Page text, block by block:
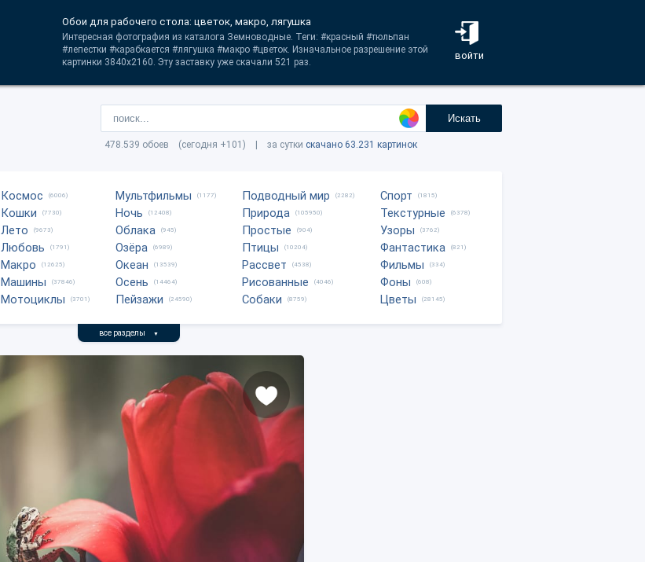
войти
Обои для рабочего стола: цветок, макро, лягушка
Интересная фотография из каталога Земноводные. Теги: #красный #тюльпан
#лепестки #карабкается #лягушка #макро #цветок. Изначальное разрешение этой
картинки 3840x2160. Эту заставку уже скачали 521 раз.
Искать
478.539 обоев (сегодня +101) | за сутки скачано 63.231 картинок
Космос (6006)
Кошки (7730)
Лето (9673)
Любовь (1791)
Макро (12625)
Машины (37846)
Мотоциклы (3701)
Мультфильмы (1177)
Ночь (12408)
Облака (945)
Озёра (6989)
Океан (13539)
Осень (14464)
Пейзажи (24590)
Подводный мир (2282)
Природа (105950)
Простые (904)
Птицы (10204)
Рассвет (4538)
Рисованные (4046)
Собаки (8759)
Спорт (1815)
Текстурные (6378)
Узоры (3762)
Фантастика (821)
Фильмы (334)
Фоны (608)
Цветы (28145)
все разделы ▼